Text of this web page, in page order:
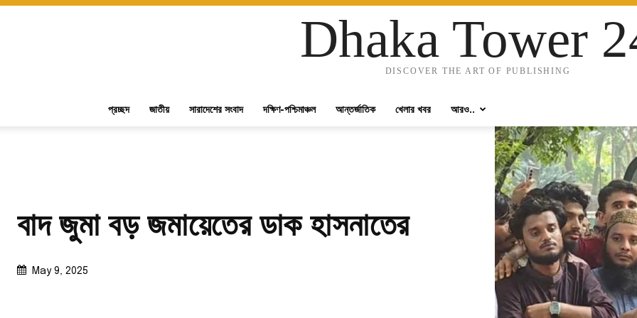
Dhaka Tower
DISCOVER THE ART OF PUBLISHING
প্রচ্ছদ জাতীয় সারাদেশের সংবাদ দক্ষিণ-পশ্চিমাঞ্চল আন্তর্জাতিক খেলার খবর আরও..
বাদ জুমা বড় জমায়েতের ডাক হাসনাতের
May 9, 2025